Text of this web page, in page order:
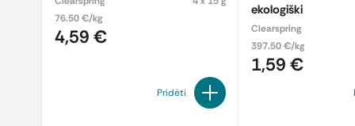
76.50 €/kg
4,59 €
Pridėti
ekologiški
Clearspring
397.50 €/kg
1,59 €